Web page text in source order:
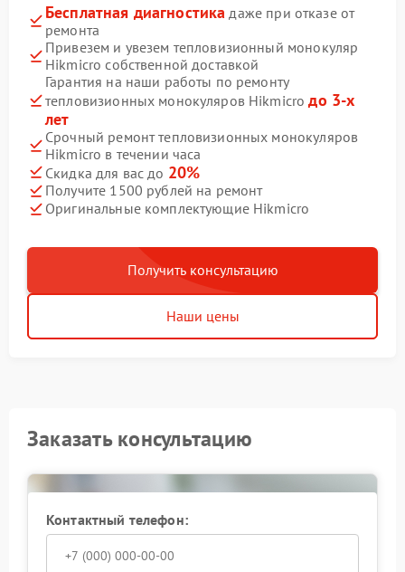
Бесплатная диагностика даже при отказе от
ремонта
Привезем и увезем тепловизионный монокуляр
Hikmicro собственной доставкой
Гарантия на наши работы по ремонту
тепловизионных монокуляров Hikmicroдо 3-х
лет
Срочный ремонт тепловизионных монокуляров
Hikmicro в течении часа
Скидка для вас до 20%
Получите 1500 рублей на ремонт
Оригинальные комплектующие Hikmicro
Получить консультацию
Наши цены
Заказать консультацию
Контактный телефон: